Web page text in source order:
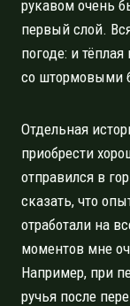
рукавом очень
первый слой.
погоде: и
со штормовыми
Отдельная
приобрести
отправился в
сказать, что
отработали на
моментов мне
Например, при
ручья после